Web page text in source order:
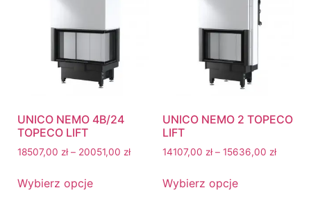
UNICO NEMO 4B/24
TOPECO LIFT
18507,00 zł – 20051,00 zł
Wybierz opcje
UNICO NEMO 2 TOPECO
LIFT
14107,00 zł – 15636,00 zł
Wybierz opcje